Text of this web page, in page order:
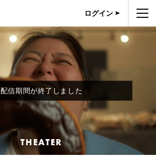
ログイン
配信期間が終了しました
THEATER